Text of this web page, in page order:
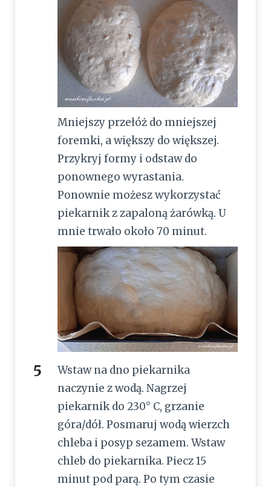
Mniejszy przełóż do mniejszej
foremki, a większy do większej.
Przykryj formy i odstaw do
ponownego wyrastania.
Ponownie możesz wykorzystać
piekarnik z zapaloną żarówką. U
mnie trwało około 70 minut.
Wstaw na dno piekarnika
naczynie z wodą. Nagrzej
piekarnik do 230° C, grzanie
góra/dół. Posmaruj wodą wierzch
chleba i posyp sezamem. Wstaw
chleb do piekarnika. Piecz 15
minut pod parą. Po tym czasie